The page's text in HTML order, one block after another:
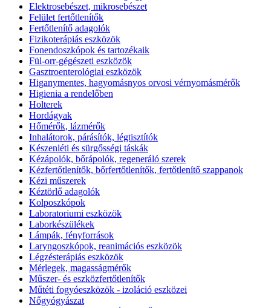
Elektrosebészet, mikrosebészet
Felület fertőtlenítők
Fertőtlenítő adagolók
Fizikoterápiás eszközök
Fonendoszkópok és tartozékaik
Fül-orr-gégészeti eszközök
Gasztroenterológiai eszközök
Higanymentes, hagyomásnyos orvosi vérnyomásmérők
Higienia a rendelőben
Holterek
Hordágyak
Hőmérők, lázmérők
Inhalátorok, párásítók, légtisztítók
Készenléti és sürgősségi táskák
Kézápolók, bőrápolók, regeneráló szerek
Kézfertőtlenítők, bőrfertőtlenítők, fertőtlenítő szappanok
Kézi műszerek
Kéztörlő adagolók
Kolposzkópok
Laboratoriumi eszközök
Laborkészülékek
Lámpák, fényforrások
Laryngoszkópok, reanimációs eszközök
Légzésterápiás eszközök
Mérlegek, magasságmérők
Műszer- és eszközfertőtlenítők
Műtéti fogyóeszközök - izoláció eszközei
Nőgyógyászat